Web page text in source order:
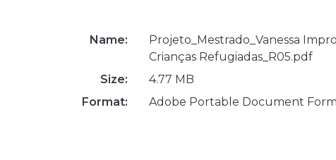
Name:
Projeto_Mestrado_Vanessa
Crianças Refugiadas_R05.pdf
Size:
4.77 MB
Format:
Adobe Portable Document